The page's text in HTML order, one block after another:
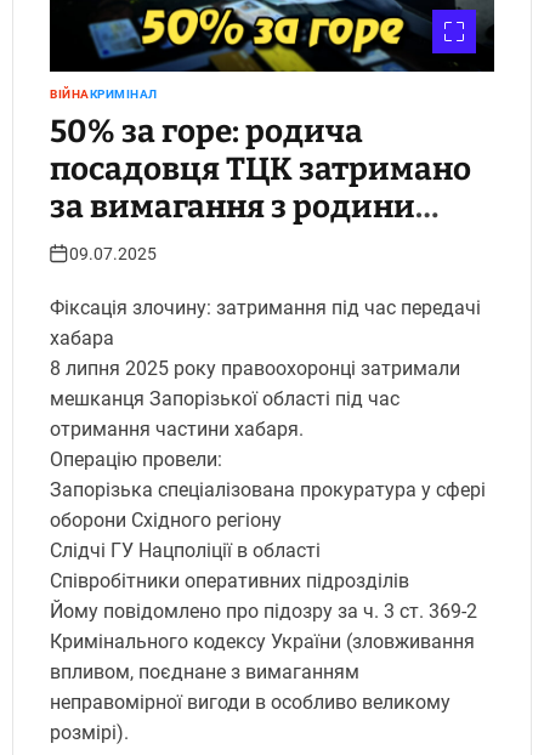
ВІЙНАКРИМІНАЛ
50% за горе: родича
посадовця ТЦК затримано
за вимагання з родини
загиблого військового.
09.07.2025
Фіксація злочину: затримання під час передачі
хабара
8 липня 2025 року правоохоронці затримали
мешканця Запорізької області під час
отримання частини хабаря.
Операцію провели:
Запорізька спеціалізована прокуратура у сфері
оборони Східного регіону
Слідчі ГУ Нацполіції в області
Співробітники оперативних підрозділів
Йому повідомлено про підозру за ч. 3 ст. 369-2
Кримінального кодексу України (зловживання
впливом, поєднане з вимаганням
неправомірної вигоди в особливо великому
розмірі).